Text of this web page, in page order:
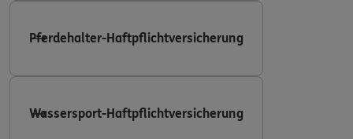
Pferdehalter-Haftpflichtversicherung
Wassersport-Haftpflichtversicherung